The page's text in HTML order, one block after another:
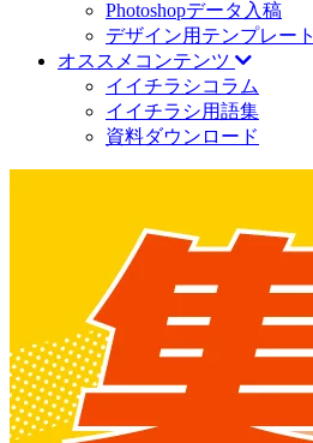
Photoshopデータ入稿
デザイン用テンプレート
オススメコンテンツ
イイチラシコラム
イイチラシ用語集
資料ダウンロード